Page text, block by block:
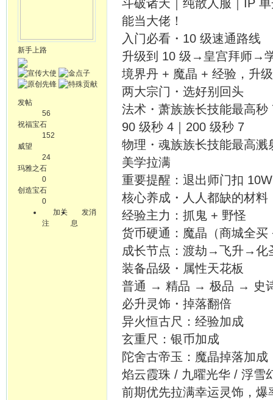
新手上路
发帖
56
祝福宝石
152
威望
24
玛雅之石
0
创造宝石
0
加关
注
发消
息
斗破诸天｜纯散人服｜IP
能当大佬！
入门必看・10 级速通路线
升级到 10 级→皇宫拜师→
境界丹 + 魔晶 + 经验，升
两大宗门・选好别回头
法术・萧族族长技能最高
90 级秒 4｜200 级秒 7
物理・魂族族长技能最高
美学拉满
重要提醒：退出师门扣
核心养成・人人都缺的材料
经验主力：抓鬼 + 野怪
货币硬通：魔晶（商城全
成长节点：渡劫→飞升→化
装备品级・属性天花板
普通 → 精品 → 极品 → 史
必升灵饰・掉落翻倍
异火恒古尺：经验加成
玄重尺：银币加成
陀舍古帝玉：魔晶掉落加成
焰云霞珠 / 九曜光华 / 浮雪
前期优先拉满幸运灵饰，爆